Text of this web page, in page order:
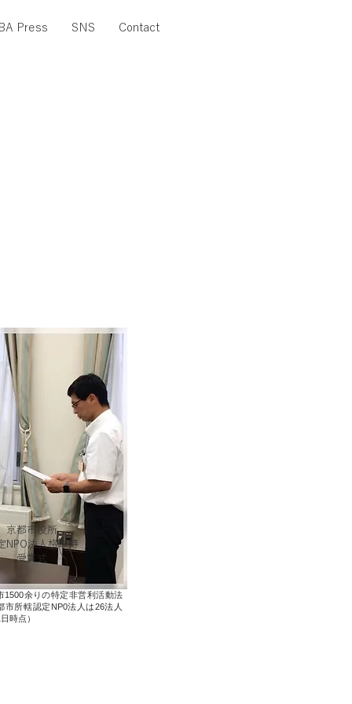
IBA Press SNS Contact
​京都市役所
NPO法人格取得
​受賞式
1500余りの特定非営利活動法
市所轄認定NP0法人は26法人
時点）